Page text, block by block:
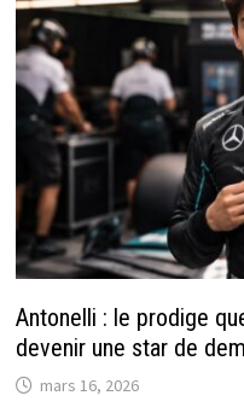
Antonelli : le prodige
devenir une star de
mars 16, 2026